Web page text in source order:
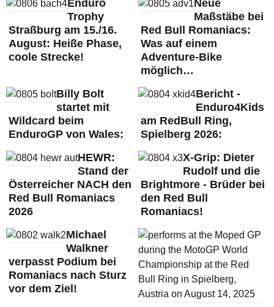
Enduro
Trophy
Straßburg am 15./16.
August: Heiße Phase,
coole Strecke!
Neue
Maßstäbe bei
Red Bull Romaniacs:
Was auf einem
Adventure-Bike
möglich…
Billy Bolt
startet mit
Wildcard beim
EnduroGP von Wales:
Bericht -
Enduro4Kids
am RedBull Ring,
Spielberg 2026:
HEWR:
Stand der
Österreicher NACH den
Red Bull Romaniacs
2026
X-Grip: Dieter
Rudolf und die
Brightmore - Brüder bei
den Red Bull
Romaniacs!
Michael
Walkner
verpasst Podium bei
Romaniacs nach Sturz
vor dem Ziel!